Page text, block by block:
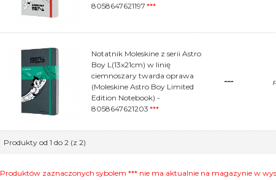
8058647621197 ***
Notatnik Moleskine z serii Astro
Boy L(13x21cm) w linię
ciemnoszary twarda oprawa
(Moleskine Astro Boy Limited
Edition Notebook) -
8058647621203 ***
---
Produkty od 1 do 2 (z 2)
Produktów zaznaczonych sybolem *** nie ma aktualnie na magazynie w